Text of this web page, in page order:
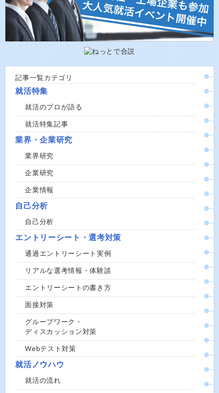
記事一覧カテゴリ
就活特集
就活のプロが語る
就活特集記事
業界・企業研究
業界研究
企業研究
企業情報
自己分析
自己分析
エントリーシート・選考対策
通過エントリーシート実例
リアルな選考情報・体験談
エントリーシートの書き方
面接対策
グループワーク・
ディスカッション対策
Webテスト対策
就活ノウハウ
就活の流れ